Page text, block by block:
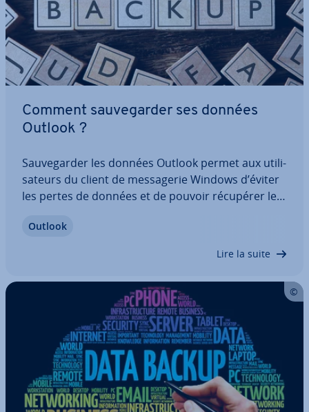
Comment sau­ve­gar­der ses données
Outlook ?
Sau­ve­gar­der les données Outlook permet aux uti­li­
sa­teurs du client de mes­sa­ge­rie Windows d’éviter
les pertes de données et de pouvoir récupérer les
choix. La création et l’ex­por­ta­tion d’un backup
Outlook
Lire la suite